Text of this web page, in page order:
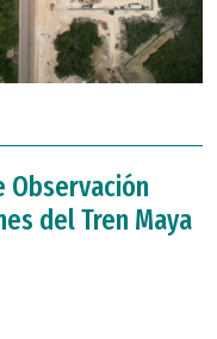
Observación
del Tren Maya